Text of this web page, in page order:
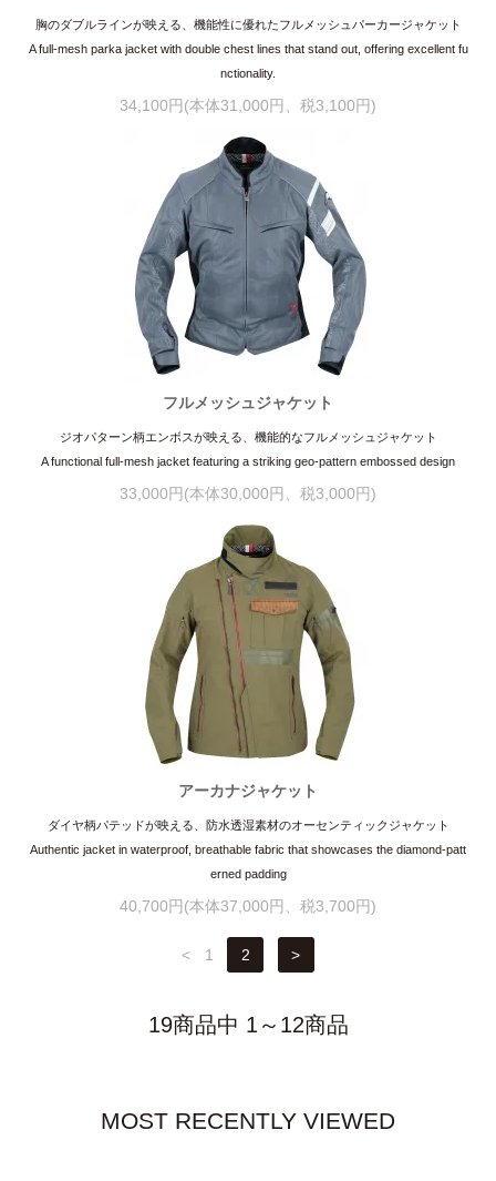
胸のダブルラインが映える、機能性に優れたフルメッシュパーカージャケット
A full-mesh parka jacket with double chest lines that stand out, offering excellent fu
nctionality.
34,100円(本体31,000円、税3,100円)
フルメッシュジャケット
ジオパターン柄エンボスが映える、機能的なフルメッシュジャケット
A functional full-mesh jacket featuring a striking geo-pattern embossed design
33,000円(本体30,000円、税3,000円)
アーカナジャケット
ダイヤ柄パテッドが映える、防水透湿素材のオーセンティックジャケット
Authentic jacket in waterproof, breathable fabric that showcases the diamond-patt
erned padding
40,700円(本体37,000円、税3,700円)
< 1 2 >
19商品中 1～12商品
MOST RECENTLY VIEWED